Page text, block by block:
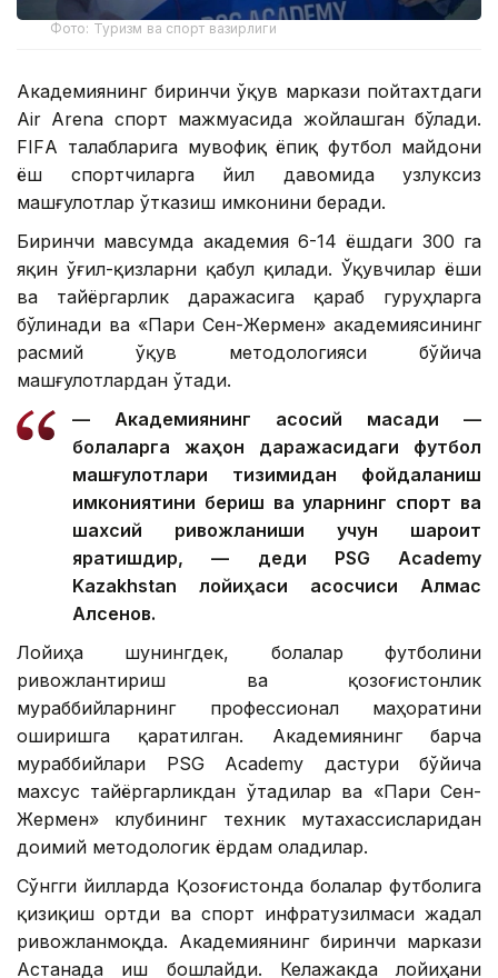
Фото: Туризм ва спорт вазирлиги
Академиянинг биринчи ўқув маркази пойтахтдаги
Air Arena спорт мажмуасида жойлашган бўлади.
FIFА талабларига мувофиқ ёпиқ футбол майдони
ёш спортчиларга йил давомида узлуксиз
машғулотлар ўтказиш имконини беради.
Биринчи мавсумда академия 6-14 ёшдаги 300 га
яқин ўғил-қизларни қабул қилади. Ўқувчилар ёши
ва тайёргарлик даражасига қараб гуруҳларга
бўлинади ва «Пари Сен-Жермен» академиясининг
расмий ўқув методологияси бўйича
машғулотлардан ўтади.
— Академиянинг асосий мақсади —
болаларга жаҳон даражасидаги футбол
машғулотлари тизимидан фойдаланиш
имкониятини бериш ва уларнинг спорт ва
шахсий ривожланиши учун шароит
яратишдир, — деди PSG Academy
Kazakhstan лойиҳаси асосчиси Алмас
Алсенов.
Лойиҳа шунингдек, болалар футболини
ривожлантириш ва қозоғистонлик
мураббийларнинг профессионал маҳоратини
оширишга қаратилган. Академиянинг барча
мураббийлари PSG Academy дастури бўйича
махсус тайёргарликдан ўтадилар ва «Пари Сен-
Жермен» клубининг техник мутахассисларидан
доимий методологик ёрдам оладилар.
Сўнгги йилларда Қозоғистонда болалар футболига
қизиқиш ортди ва спорт инфратузилмаси жадал
ривожланмоқда. Академиянинг биринчи маркази
Астанада иш бошлайди. Келажакда лойиҳани